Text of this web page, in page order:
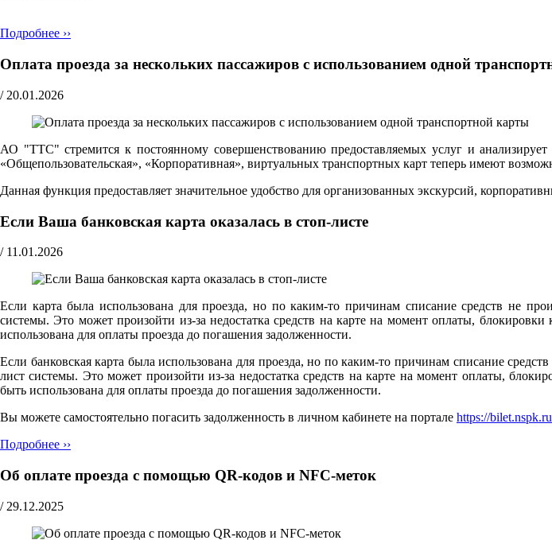
Подробнее ››
Оплата проезда за нескольких пассажиров с использованием одной
/ 20.01.2026
АО "ТТС" стремится к постоянному совершенствованию предоставляемых услуг и
«Общепользовательская», «Корпоративная», виртуальных транспортных карт теперь имеют
Данная функция предоставляет значительное удобство для организованных экскурсий,
Если Ваша банковская карта оказалась в стоп-листе
/ 11.01.2026
Если карта была использована для проезда, но по каким-то причинам списание средств не
системы. Это может произойти из-за недостатка средств на карте на момент оплаты,
использована для оплаты проезда до погашения задолженности.
Если банковская карта была использована для проезда, но по каким-то причинам списание
лист системы. Это может произойти из-за недостатка средств на карте на момент оплаты,
быть использована для оплаты проезда до погашения задолженности.
Вы можете самостоятельно погасить задолженность в личном кабинете на портале https://bilet.nspk.ru
Подробнее ››
Об оплате проезда с помощью QR-кодов и NFC-меток
/ 29.12.2025